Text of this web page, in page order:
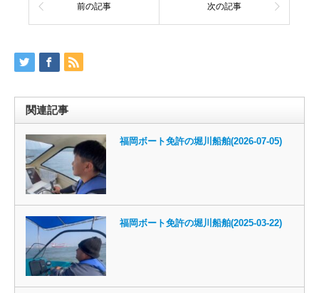
前の記事 次の記事
関連記事
福岡ボート免許の堀川船舶(2026-07-05)
福岡ボート免許の堀川船舶(2025-03-22)